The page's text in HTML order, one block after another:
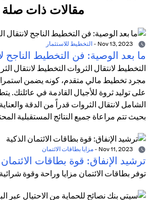
مقالات ذات صلة
- التخطيط للاستثمار
ما بعد الوصية: فن التخطيط الناجح
التخطيط لانتقال الثروات التخطيط لانتقال
مجرد تخطيط مالي متقدم، كونه يضمن
على توليد ثروة للأجيال القادمة في عائلتك.
الشامل لانتقال الثروات قدراً من الدقة
بحيث تتم مراعاة جميع النتائج المستقبلية
- مزايا بطاقات الائتمان
ترشيد الإنفاق: قوة بطاقات الائتمان
توفر بطاقات الائتمان مزايا وراحة وقوة